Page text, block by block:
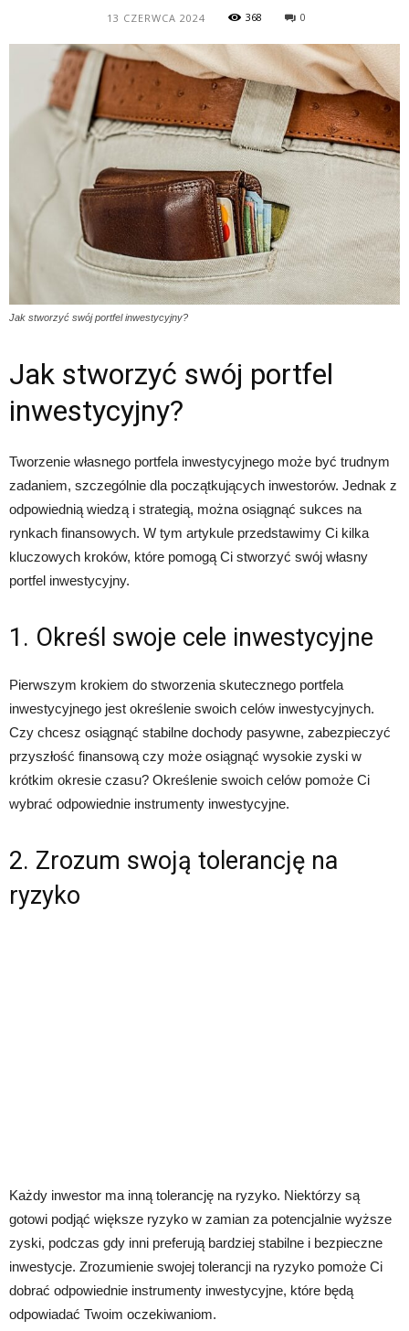
13 CZERWCA 2024 368 0
Jak stworzyć swój portfel inwestycyjny?
Jak stworzyć swój portfel
inwestycyjny?
Tworzenie własnego portfela inwestycyjnego może być trudnym
zadaniem, szczególnie dla początkujących inwestorów. Jednak z
odpowiednią wiedzą i strategią, można osiągnąć sukces na
rynkach finansowych. W tym artykule przedstawimy Ci kilka
kluczowych kroków, które pomogą Ci stworzyć swój własny
portfel inwestycyjny.
1. Określ swoje cele inwestycyjne
Pierwszym krokiem do stworzenia skutecznego portfela
inwestycyjnego jest określenie swoich celów inwestycyjnych.
Czy chcesz osiągnąć stabilne dochody pasywne, zabezpieczyć
przyszłość finansową czy może osiągnąć wysokie zyski w
krótkim okresie czasu? Określenie swoich celów pomoże Ci
wybrać odpowiednie instrumenty inwestycyjne.
2. Zrozum swoją tolerancję na
ryzyko
Każdy inwestor ma inną tolerancję na ryzyko. Niektórzy są
gotowi podjąć większe ryzyko w zamian za potencjalnie wyższe
zyski, podczas gdy inni preferują bardziej stabilne i bezpieczne
inwestycje. Zrozumienie swojej tolerancji na ryzyko pomoże Ci
dobrać odpowiednie instrumenty inwestycyjne, które będą
odpowiadać Twoim oczekiwaniom.